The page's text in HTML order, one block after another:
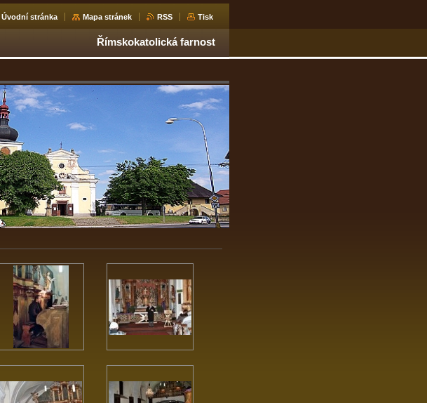
Úvodní stránka Mapa stránek RSS Tisk
Římskokatolická farnost